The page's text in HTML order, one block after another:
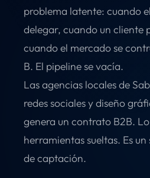
problema latente: cuando
delegar, cuando un cliente
cuando el mercado se
B. El pipeline se vacía.
Las agencias locales de
redes sociales y diseño
genera un contrato B2B.
herramientas sueltas. Es
de captación.